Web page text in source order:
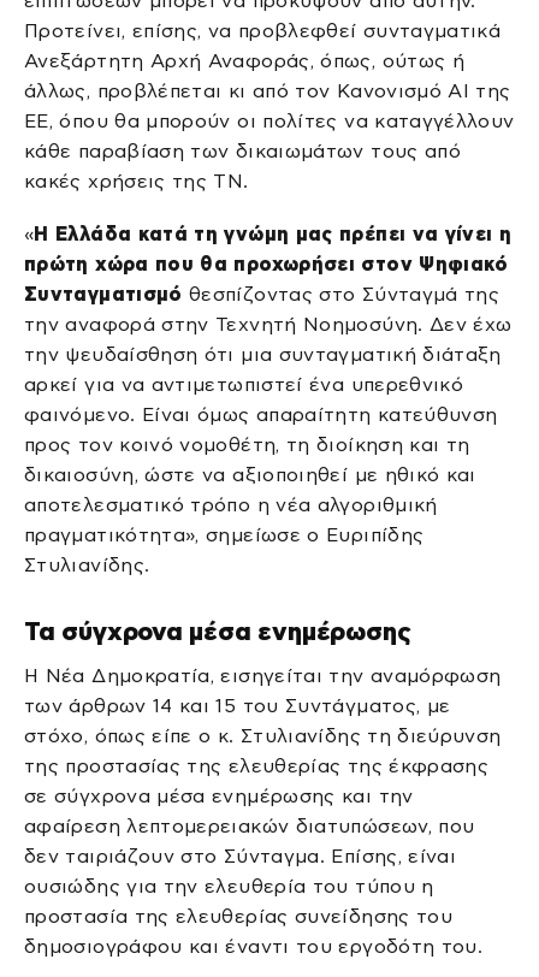
Προτείνει, επίσης, να προβλεφθεί συνταγματικά
Ανεξάρτητη Αρχή Αναφοράς, όπως, ούτως ή
άλλως, προβλέπεται κι από τον Κανονισμό ΑΙ της
ΕΕ, όπου θα μπορούν οι πολίτες να καταγγέλλουν
κάθε παραβίαση των δικαιωμάτων τους από
κακές χρήσεις της ΤΝ.
«Η Ελλάδα κατά τη γνώμη μας πρέπει να γίνει η
πρώτη χώρα που θα προχωρήσει στον Ψηφιακό
Συνταγματισμό θεσπίζοντας στο Σύνταγμά της
την αναφορά στην Τεχνητή Νοημοσύνη. Δεν έχω
την ψευδαίσθηση ότι μια συνταγματική διάταξη
αρκεί για να αντιμετωπιστεί ένα υπερεθνικό
φαινόμενο. Είναι όμως απαραίτητη κατεύθυνση
προς τον κοινό νομοθέτη, τη διοίκηση και τη
δικαιοσύνη, ώστε να αξιοποιηθεί με ηθικό και
αποτελεσματικό τρόπο η νέα αλγοριθμική
πραγματικότητα», σημείωσε ο Ευριπίδης
Στυλιανίδης.
Τα σύγχρονα μέσα ενημέρωσης
Η Νέα Δημοκρατία, εισηγείται την αναμόρφωση
των άρθρων 14 και 15 του Συντάγματος, με
στόχο, όπως είπε ο κ. Στυλιανίδης τη διεύρυνση
της προστασίας της ελευθερίας της έκφρασης
σε σύγχρονα μέσα ενημέρωσης και την
αφαίρεση λεπτομερειακών διατυπώσεων, που
δεν ταιριάζουν στο Σύνταγμα. Επίσης, είναι
ουσιώδης για την ελευθερία του τύπου η
προστασία της ελευθερίας συνείδησης του
δημοσιογράφου και έναντι του εργοδότη του.